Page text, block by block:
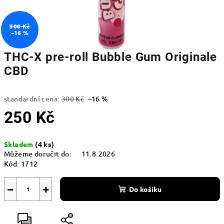
THC-X pre-roll Bubble Gum Originale
CBD
standardní cena: 300 Kč –16 %
250 Kč
cena:
Skladem (4 ks)
Můžeme doručit do:
11.8.2026
Kód: 1712
+
− Do košíku
300 Kč
–16 %